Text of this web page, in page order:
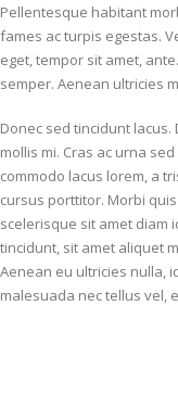
Pellentesque habitant
fames ac turpis egestas.
eget, tempor sit amet,
semper. Aenean ultricies
Donec sed tincidunt
mollis mi. Cras ac urna
commodo lacus lorem, a
cursus porttitor. Morbi
scelerisque sit amet diam
tincidunt, sit amet aliquet
Aenean eu ultricies nulla,
malesuada nec tellus vel,